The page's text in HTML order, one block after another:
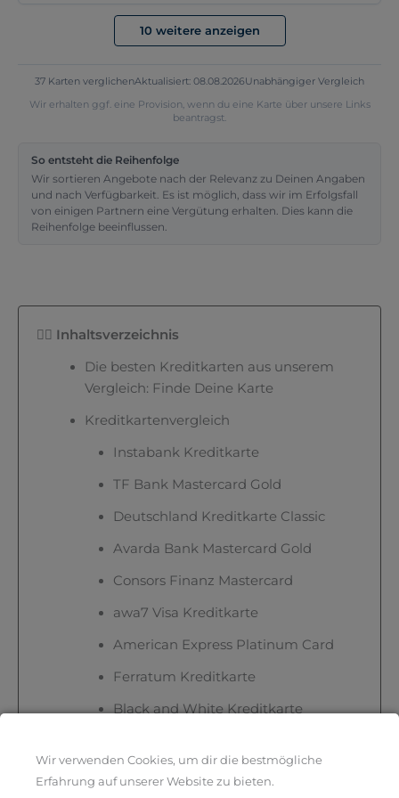
Kosten Vorteile Versicherung
Anbieter
BAWAG AG Niederlassung Deutschland
Kartennetzwerk
Kontaktlos zahlen
Rückzahlungsmodalität
3–24 Monate (ab 95 €
Einkaufswert)
Automatische
10 weitere anzeigen
37 Karten verglichenAktualisiert: 08.08.2026Unabhängiger Vergleich
Wir erhalten ggf. eine Provision, wenn du eine Karte über unsere Links
beantragst.
So entsteht die Reihenfolge
Wir sortieren Angebote nach der Relevanz zu Deinen Angaben
und nach Verfügbarkeit. Es ist möglich, dass wir im Erfolgsfall
von einigen Partnern eine Vergütung erhalten. Dies kann die
Reihenfolge beeinflussen.
👇🏼 Inhaltsverzeichnis
Die besten Kreditkarten aus unserem
Vergleich: Finde Deine Karte
Kreditkartenvergleich
Instabank Kreditkarte
TF Bank Mastercard Gold
Deutschland Kreditkarte Classic
Avarda Bank Mastercard Gold
Consors Finanz Mastercard
awa7 Visa Kreditkarte
American Express Platinum Card
Ferratum Kreditkarte
Black and White Kreditkarte
Was ist eine Kreditkarte und welche
Wir verwenden Cookies, um dir die bestmögliche
Erfahrung auf unserer Website zu bieten.